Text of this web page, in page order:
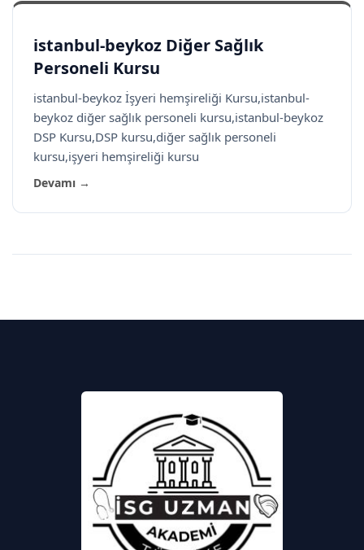
istanbul-beykoz Diğer Sağlık
Personeli Kursu
istanbul-beykoz İşyeri hemşireliği Kursu,istanbul-
beykoz diğer sağlık personeli kursu,istanbul-beykoz
DSP Kursu,DSP kursu,diğer sağlık personeli
kursu,işyeri hemşireliği kursu
Devamı →